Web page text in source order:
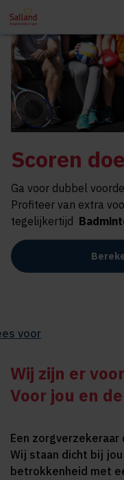
Scoren
Ga voor dubbel
Profiteer van extra
tegelijkertijd
voor
Wij zijn er
Voor jou en
Een
Wij staan dicht bij
betrokkenheid met